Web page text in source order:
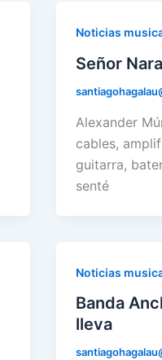
Noticias
Señor
Alexander
cables,
guitarra,
senté
Noticias
Banda
lleva